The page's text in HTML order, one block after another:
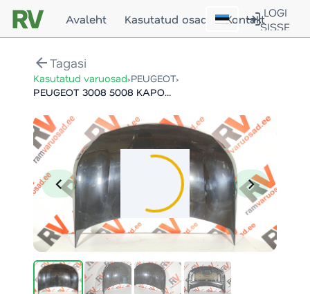
Avaleht Kasutatud osad KontaktLOGI
SISSE
arrow_backTagasi
Kasutatud varuosad›PEUGEOT›
PEUGEOT 3008 5008 KAPOTT / HOOD
chevron_left chevron_right